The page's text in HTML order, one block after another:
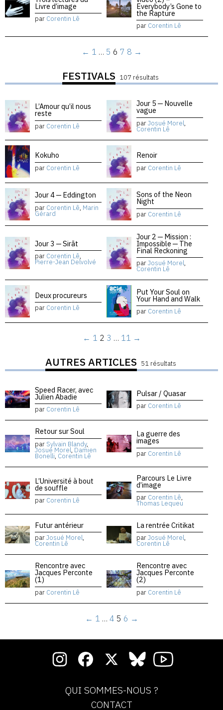
Livre d’image
par Corentin Lê
Everybody’s Gone to
the Rapture
par Corentin Lê
← 1 … 5 6 7 8 →
FESTIVALS 107 résultats
L’Amour qu’il nous
reste
par Corentin Lê
Jour 5 — Nouvelle
vague
parJosué Morel,
Corentin Lê
Kokuho
par Corentin Lê
Renoir
par Corentin Lê
Jour 4 — Eddington
par Corentin Lê, Marin
Gérard
Sons of the Neon
Night
par Corentin Lê
Jour 3 — Sirāt
par Corentin Lê,
Pierre-Jean Delvolvé
Jour 2 — Mission :
Impossible — The
Final Reckoning
parJosué Morel,
Corentin Lê
Deux procureurs
par Corentin Lê
Put Your Soul on
Your Hand and Walk
par Corentin Lê
← 1 2 3 … 11 →
AUTRES ARTICLES 51 résultats
Speed Racer, avec
Julien Abadie
par Corentin Lê
Pulsar / Quasar
par Corentin Lê
Retour sur Soul
par Sylvain Blandy,
Josué Morel, Damien
Bonelli, Corentin Lê
La guerre des
images
par Corentin Lê
L’Université à bout
de souffle
par Corentin Lê
Parcours Le Livre
d’image
par Corentin Lê,
Thomas Lequeu
Futur antérieur
parJosué Morel,
Corentin Lê
La rentrée Critikat
parJosué Morel,
Corentin Lê
Rencontre avec
Jacques Perconte
(1)
par Corentin Lê
Rencontre avec
Jacques Perconte
(2)
par Corentin Lê
← 1 … 4 5 6 →
QUI SOMMES-NOUS ?
CONTACT